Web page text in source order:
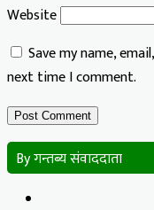
Website
Save my name,
next time I comment.
By गन्तब्य संवाददाता